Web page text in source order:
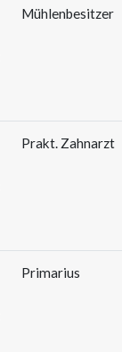
Mühlenbesitzer
Prakt. Zahnarzt
Primarius